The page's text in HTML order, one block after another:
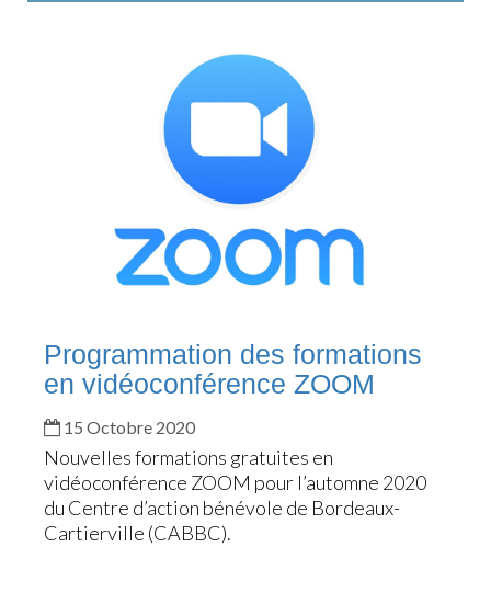
Programmation des formations
en vidéoconférence ZOOM
15 Octobre 2020
Nouvelles formations gratuites en
vidéoconférence ZOOM pour l’automne 2020
du Centre d’action bénévole de Bordeaux-
Cartierville (CABBC).